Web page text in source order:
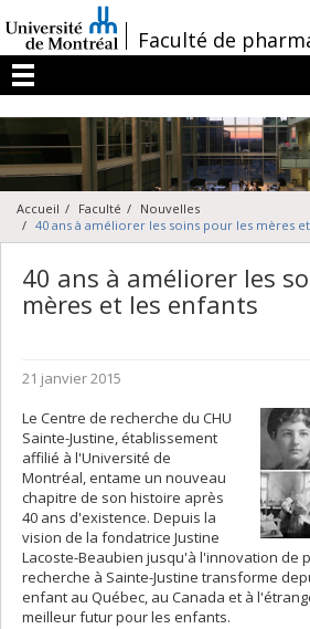
au
contenu
/Faculté de
Menu
Accueil Faculté
Nouvelles
40 ans à améliorer les soins pour les mères
40 ans à améliorer les
mères et les enfants
21 janvier 2015
Le Centre de recherche du CHU
Sainte-Justine, établissement
affilié à l'Université de
Montréal, entame un nouveau
chapitre de son histoire après
40 ans d'existence. Depuis la
vision de la fondatrice Justine
Lacoste-Beaubien jusqu'à l'innovation de
recherche à Sainte-Justine transforme
enfant au Québec, au Canada et à
meilleur futur pour les enfants.